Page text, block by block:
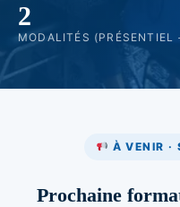
2
MODALITÉS (PRÉSENTIEL
À VENIR ·
Prochaine